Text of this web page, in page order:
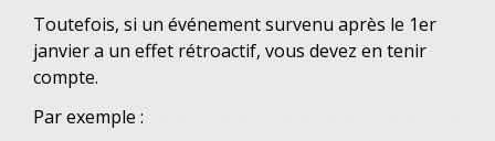
Toutefois, si un événement survenu après le 1er
janvier a un effet rétroactif, vous devez en tenir
compte.
Par exemple :